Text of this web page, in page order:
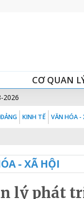
CƠ QUAN
2026
KINH TẾ VĂN HÓA -
- XÃ HỘI
lý phát